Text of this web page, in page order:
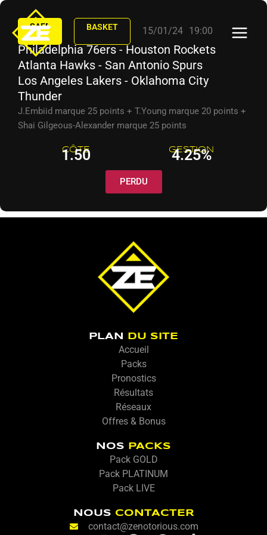
Aller
contenu
SAFE BASKET 15/01/24 19:00
Philadelphia 76ers - Houston Rockets
Atlanta Hawks - San Antonio Spurs
Los Angeles Lakers - Oklahoma City
Thunder
J.Embiid marque 25 points + T.Young marque 20 points +
Shai Gilgeous-Alexander marque 25 points
CÔTE
1.50 GESTION
4.25%
PERDU
PLAN DU SITE
Accueil
Packs
Pronostics
Résultats
Réseaux
Offres & Bonus
NOS PACKS
Pack GOLD
Pack PLATINUM
Pack LIVE
NOUS CONTACTER
contact@zenotorious.com